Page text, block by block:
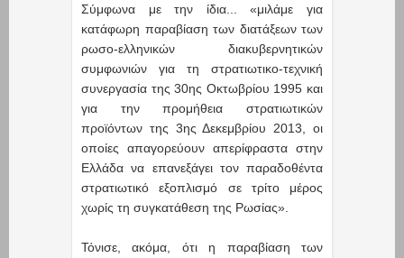
Σύμφωνα με την ίδια... «μιλάμε για
κατάφωρη παραβίαση των διατάξεων των
ρωσο-ελληνικών διακυβερνητικών
συμφωνιών για τη στρατιωτικο-τεχνική
συνεργασία της 30ης Οκτωβρίου 1995 και
για την προμήθεια στρατιωτικών
προϊόντων της 3ης Δεκεμβρίου 2013, οι
οποίες απαγορεύουν απερίφραστα στην
Ελλάδα να επανεξάγει τον παραδοθέντα
στρατιωτικό εξοπλισμό σε τρίτο μέρος
χωρίς τη συγκατάθεση της Ρωσίας».
Τόνισε, ακόμα, ότι η παραβίαση των